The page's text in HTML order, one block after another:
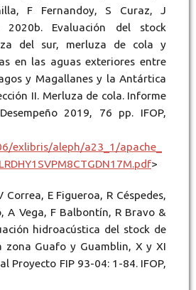
F Fernandoy, S Curaz, J
Evaluación del stock
del sur, merluza de cola y
en las aguas exteriores entre
y Magallanes y la Antártica
II. Merluza de cola. Informe
2019, 76 pp. IFOP,
exlibris/aleph/a23_1/apache_
>
E Figueroa, R Céspedes,
A Vega, F Balbontín, R Bravo &
hidroacústica del stock de
zona Guafo y Guamblin, X y XI
Proyecto FIP 93-04: 1-84. IFOP,